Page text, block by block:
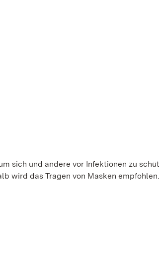
sich und andere vor Infektionen zu
wird das Tragen von Masken empfohlen.